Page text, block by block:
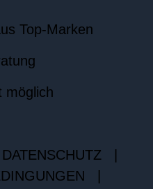
Top-Marken
möglich
DATENSCHUTZ